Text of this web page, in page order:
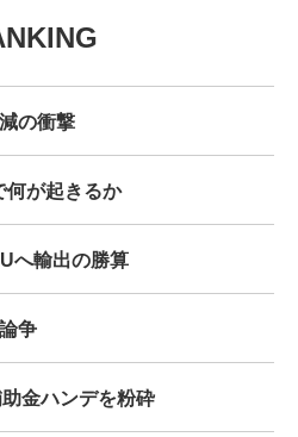
JOURNAL
の衝撃
何が起きるか
へ輸出の勝算
争
金ハンデを粉砕